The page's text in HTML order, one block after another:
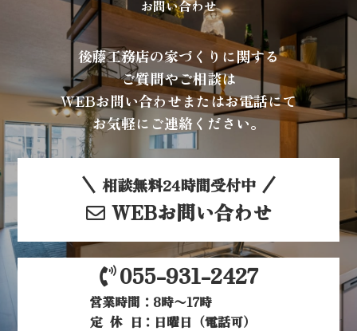
お問い合わせ
後藤工務店の家づくりに関する
ご質問やご相談は
WEBお問い合わせまたはお電話にて
お気軽にご連絡ください。
相談無料24時間受付中
WEBお問い合わせ
055-931-2427
営業時間：8時〜17時
定休日：日曜日（電話可）